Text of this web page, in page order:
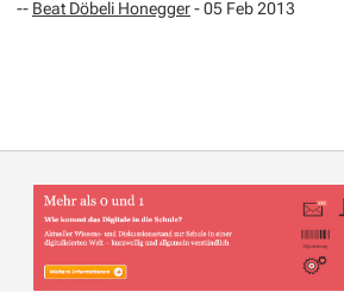
-- Beat Döbeli Honegger- 05 Feb 2013